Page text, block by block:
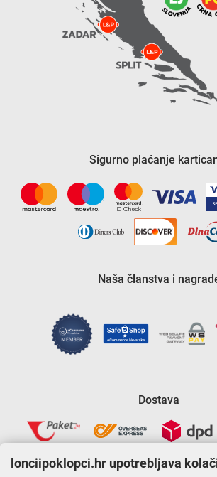
Sigurno plaćanje
Naša članstva i
Dostava
lonciipoklopci.hr upotrebljava